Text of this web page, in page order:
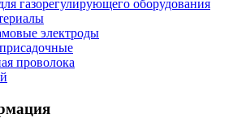
газорегулирующего оборудования
электроды
проволока